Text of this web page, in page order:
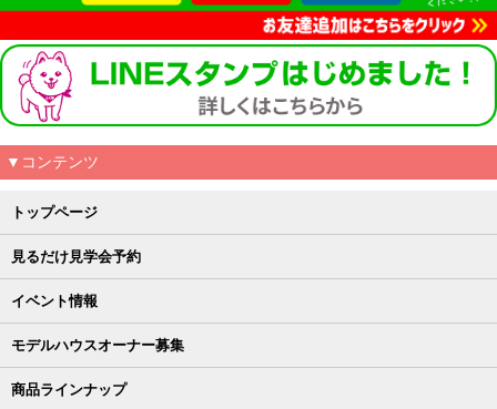
▼コンテンツ
トップページ
見るだけ見学会予約
イベント情報
モデルハウスオーナー募集
商品ラインナップ